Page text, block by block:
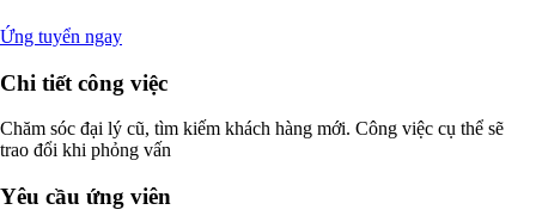
Ứng tuyển ngay
Chi tiết công việc
Chăm sóc đại lý cũ, tìm kiếm khách hàng mới. Công việc cụ thể sẽ
trao đổi khi phỏng vấn
Yêu cầu ứng viên